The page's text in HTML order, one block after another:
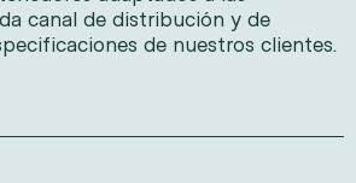
canal de distribución y de
de nuestros clientes.